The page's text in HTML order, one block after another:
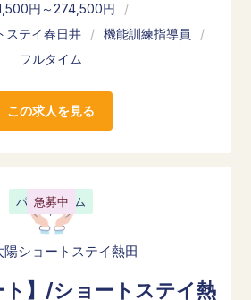
円～274,500円
/
ステイ春日井
/ 機能訓練指導員
/
フルタイム
この求人を見る
陽ショートステイ熱田
ト】/ショートステイ熱
パートタイム
急募中